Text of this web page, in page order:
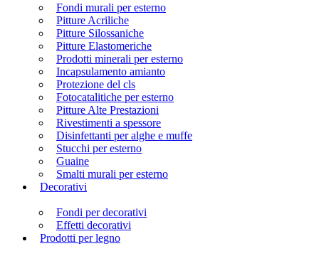
Fondi murali per esterno
Pitture Acriliche
Pitture Silossaniche
Pitture Elastomeriche
Prodotti minerali per esterno
Incapsulamento amianto
Protezione del cls
Fotocatalitiche per esterno
Pitture Alte Prestazioni
Rivestimenti a spessore
Disinfettanti per alghe e muffe
Stucchi per esterno
Guaine
Smalti murali per esterno
Decorativi
Fondi per decorativi
Effetti decorativi
Prodotti per legno